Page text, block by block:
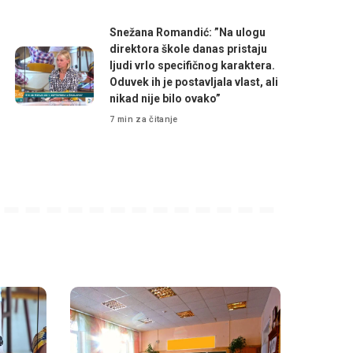
Snežana Romandić: ”Na ulogu
direktora škole danas pristaju
ljudi vrlo specifičnog karaktera.
Oduvek ih je postavljala vlast, ali
nikad nije bilo ovako”
7 min za čitanje